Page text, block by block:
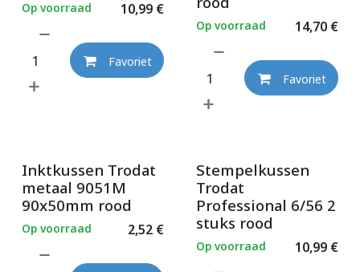
10,99€
Op voorraad
Favoriet
14,70€
Op voorraad
Favoriet
Inktkussen Trodat
metaal 9051M
90x50mm rood
2,52€
Op voorraad
Stempelkussen
Trodat
Professional 6/56 2
stuks rood
10,99€
Op voorraad